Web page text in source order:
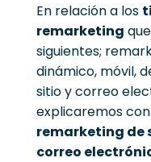
En relación a los
remarketing
siguientes;
dinámico, móvil,
sitio y correo
explicaremos
remarketing de
correo